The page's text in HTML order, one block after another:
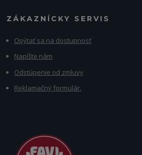
ZÁKAZNÍCKY SERVIS
Opýtať sa na dostupnosť
Napíšte nám
Odstúpenie od zmluvy
Reklamačný formulár.